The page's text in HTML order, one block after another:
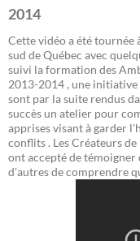
2014
Cette vidéo a été tournée
sud de Québec avec
suivi la formation des
2013-2014 , une initiative
sont par la suite rendus
succès un atelier pour
apprises visant à garder
conflits . Les Créateurs
ont accepté de
d'autres de comprendre